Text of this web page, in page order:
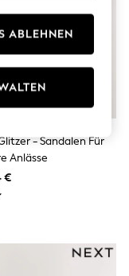
- Sandalen Für
Anlässe
€
ABLEHNEN